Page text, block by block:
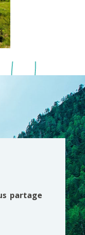
partage